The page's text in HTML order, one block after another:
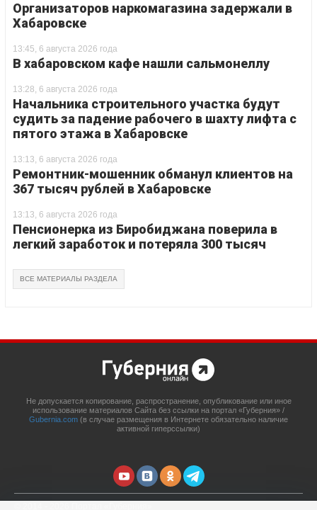
Организаторов наркомагазина задержали в
Хабаровске
13:45, 6 августа 2026 года
В хабаровском кафе нашли сальмонеллу
13:28, 6 августа 2026 года
Начальника строительного участка будут
судить за падение рабочего в шахту лифта с
пятого этажа в Хабаровске
13:13, 6 августа 2026 года
Ремонтник-мошенник обманул клиентов на
367 тысяч рублей в Хабаровске
13:13, 6 августа 2026 года
Пенсионерка из Биробиджана поверила в
легкий заработок и потеряла 300 тысяч
ВСЕ МАТЕРИАЛЫ РАЗДЕЛА
Не допускается копирование, распространение, опубликование или иное
использование материалов Сайта без ссылки на портал «Губерния» /
Gubernia.com (в случае размещения в Интернете обязательно наличие
активной гиперссылки)